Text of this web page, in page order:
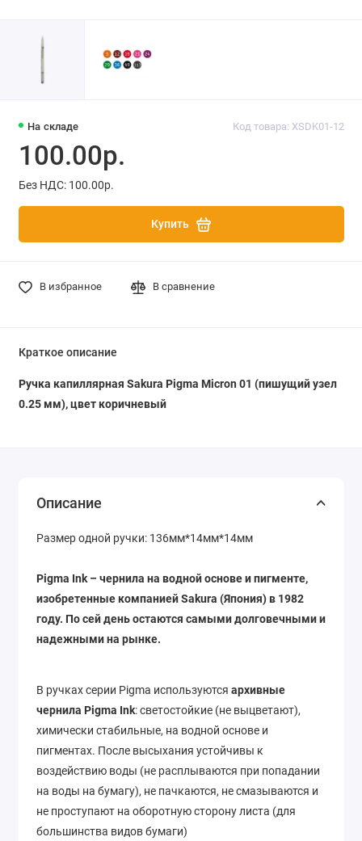
На складе Код товара: XSDK01-12
100.00р.
Без НДС: 100.00р.
Купить
В избранное В сравнение
Краткое описание
Ручка капиллярная Sakura Pigma Micron 01 (пишущий узел
0.25 мм), цвет коричневый
Описание
Размеродной ручки: 136мм*14мм*14мм
Pigma Ink – чернила на водной основе и пигменте,
изобретенные компанией Sakura (Япония) в 1982
году. По сей день остаются самыми долговечными и
надежными на рынке.
В ручках серии Pigma используются архивные
чернила Pigma Ink: светостойкие (не выцветают),
химически стабильные, на водной основе и
пигментах. После высыхания устойчивы к
воздействию воды (не расплываются при попадании
на воды на бумагу), не пачкаются, не смазываются и
не проступают на оборотную сторону листа (для
большинства видов бумаги)